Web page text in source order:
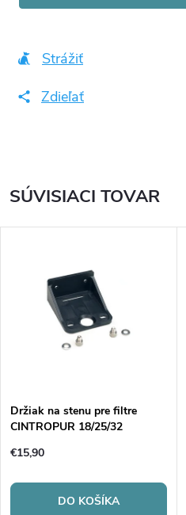
Strážiť
Zdieľať
SÚVISIACI TOVAR
Držiak na stenu pre filtre
CINTROPUR 18/25/32
€15,90
DO KOŠÍKA